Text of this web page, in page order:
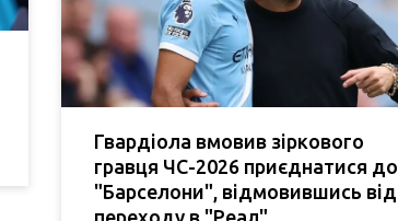
Гвардіола вмовив зіркового
гравця ЧС-2026 приєднатися до
"Барселони", відмовившись від
переходу в "Реал".